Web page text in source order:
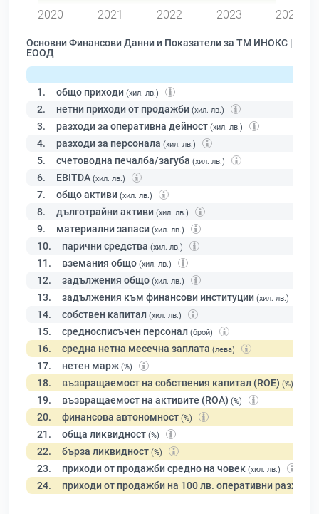
2020 2021 2022 2023 2024
Основни Финансови Данни и Показатели за ТМ ИНОКС |
ЕООД
1. общо приходи (хил. лв.)
2. нетни приходи от продажби (хил. лв.)
3. разходи за оперативна дейност (хил. лв.)
4. разходи за персонала (хил. лв.)
5. счетоводна печалба/загуба (хил. лв.)
6. EBITDA (хил. лв.)
7. общо активи (хил. лв.)
8. дълготрайни активи (хил. лв.)
9. материални запаси (хил. лв.)
10. парични средства (хил. лв.)
11. вземания общо (хил. лв.)
12. задължения общо (хил. лв.)
13. задължения към финансови институции (хил. лв.)
14. собствен капитал (хил. лв.)
15. средносписъчен персонал (брой)
16. средна нетна месечна заплата (лева)
17. нетен марж (%)
18. възвращаемост на собствения капитал (ROE) (%)
19. възвращаемост на активите (ROA) (%)
20. финансова автономност (%)
21. обща ликвидност (%)
22. бърза ликвидност (%)
23. приходи от продажби средно на човек (хил. лв.)
24. приходи от продажби на 100 лв. оперативни разходи